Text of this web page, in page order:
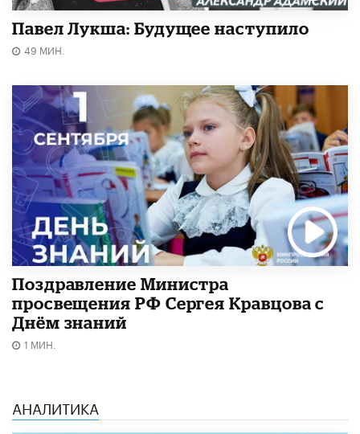
Павел Лукша: Будущее наступило
49 МИН.
Поздравление Министра
просвещения РФ Сергея Кравцова с
Днём знаний
1 МИН.
АНАЛИТИКА